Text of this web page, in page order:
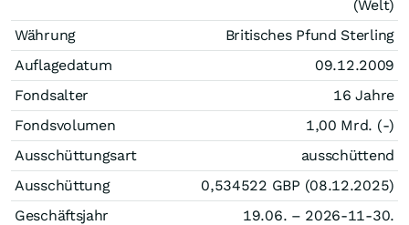
(Welt)
Währung
Britisches Pfund Sterling
Auflagedatum
09.12.2009
Fondsalter
16 Jahre
Fondsvolumen
1,00 Mrd. (-)
Ausschüttungsart
ausschüttend
Ausschüttung
0,534522 GBP (08.12.2025)
Geschäftsjahr
19.06. – 2026-11-30.